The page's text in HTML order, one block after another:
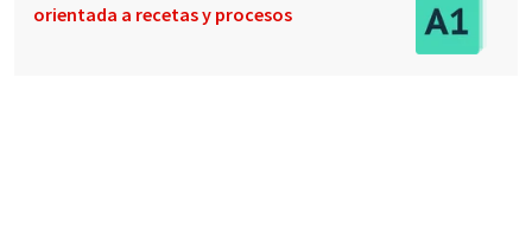
orientada a recetas y procesos